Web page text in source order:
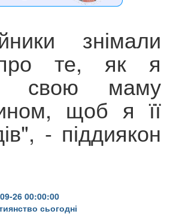
знімали
те, як я
свою маму
щоб я її
- піддиякон
26 00:00:00
сьогодні